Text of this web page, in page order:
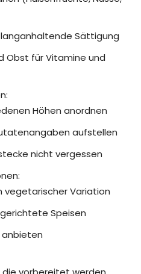
Sättigung
Obst für Vitamine und
Höhen anordnen
aufstellen
nicht vergessen
vegetarischer Variation
Speisen
anbieten